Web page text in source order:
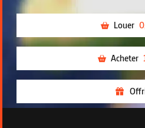
Louer
Acheter